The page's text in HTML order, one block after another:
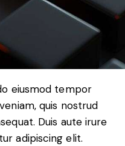
eiusmod tempor
quis nostrud
Duis aute irure
adipiscing elit.